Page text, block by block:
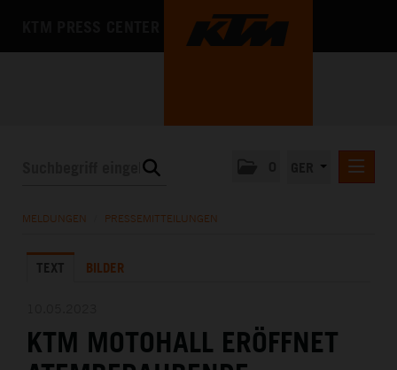
MEDIA
MELDUNGEN PRESSEMITTEILUNGEN
TEXT BILDER
KTM MOTOHALL ERÖFFNET